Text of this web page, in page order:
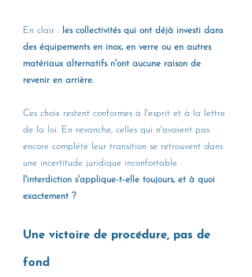
En clair : les collectivités qui ont déjà investi dans
des équipements en inox, en verre ou en autres
matériaux alternatifs n'ont aucune raison de
revenir en arrière.
Ces choix restent conformes à l'esprit et à la lettre
de la loi. En revanche, celles qui n'avaient pas
encore complété leur transition se retrouvent dans
une incertitude juridique inconfortable :
l'interdiction s'applique-t-elle toujours, et à quoi
exactement ?
Une victoire de procédure, pas de
fond